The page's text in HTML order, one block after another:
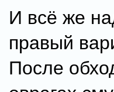
И всё же
правый
После